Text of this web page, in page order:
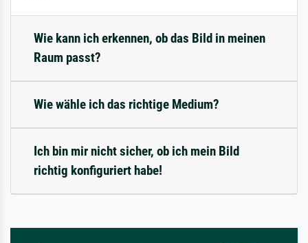
Wie kann ich erkennen, ob das Bild in meinen
Raum passt?
Wie wähle ich das richtige Medium?
Ich bin mir nicht sicher, ob ich mein Bild
richtig konfiguriert habe!